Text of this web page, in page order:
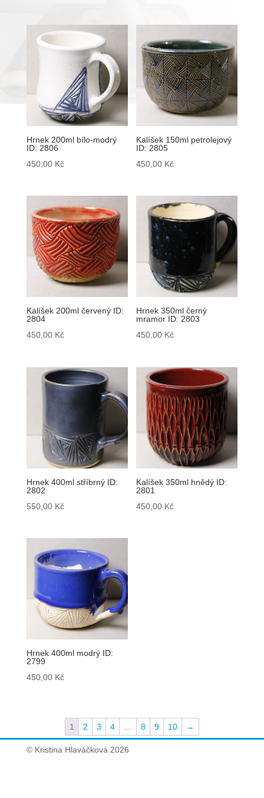
Hrnek 200ml bílo-modrý
ID: 2806
450,00 Kč
Kalíšek 150ml petrolejový
ID: 2805
450,00 Kč
Kalíšek 200ml červený ID:
2804
450,00 Kč
Hrnek 350ml černý
mramor ID: 2803
450,00 Kč
Hrnek 400ml stříbrný ID:
2802
550,00 Kč
Kalíšek 350ml hnědý ID:
2801
450,00 Kč
Hrnek 400ml modrý ID:
2799
450,00 Kč
1 2 3 4 8 9 10 →
© Kristina Hlaváčková 2026